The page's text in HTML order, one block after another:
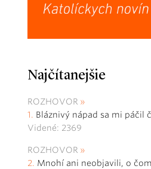
Najčítanejšie
ROZHOVOR
Bláznivý nápad sa mi páčil
Videné: 2369
ROZHOVOR
Mnohí ani neobjavili, o